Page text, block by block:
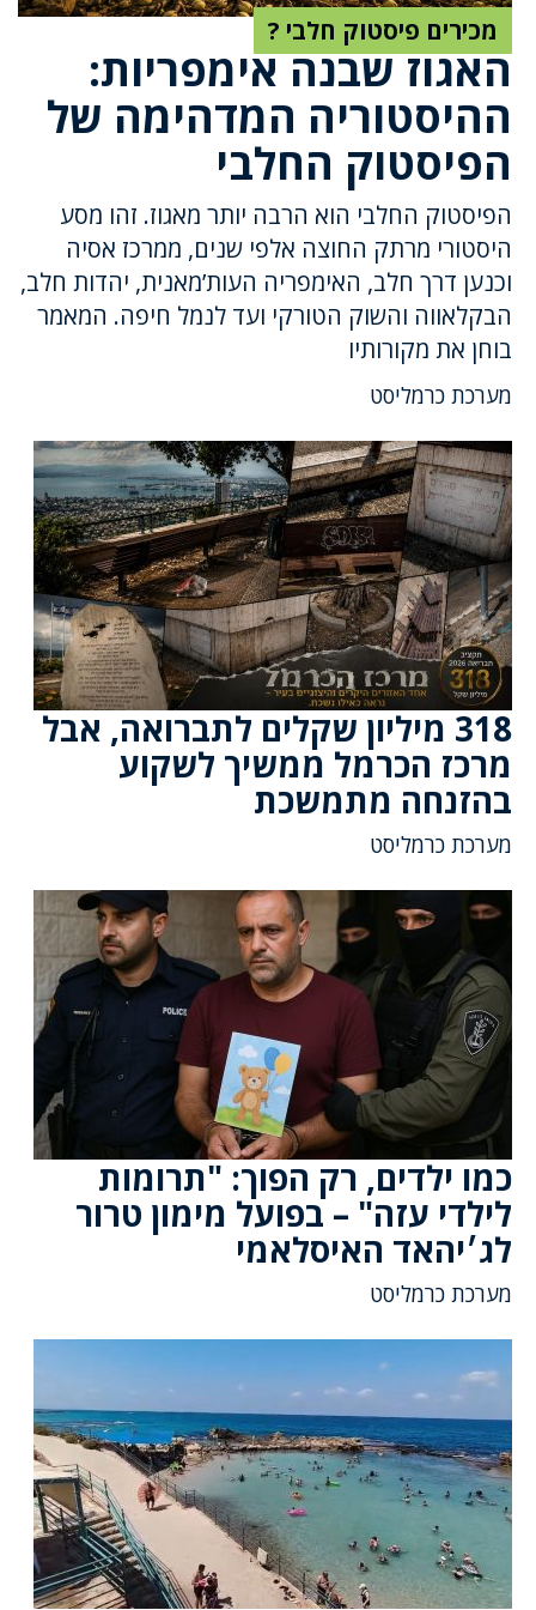
מכירים פיסטוק חלבי ?
האגוז שבנה אימפריות:
ההיסטוריה המדהימה של
הפיסטוק החלבי
הפיסטוק החלבי הוא הרבה יותר מאגוז. זהו מסע
היסטורי מרתק החוצה אלפי שנים, ממרכז אסיה
וכנען דרך חלב, האימפריה העות’מאנית, יהדות חלב,
הבקלאווה והשוק הטורקי ועד לנמל חיפה. המאמר
בוחן את מקורותיו
מערכת כרמליסט
318 מיליון שקלים לתברואה, אבל
מרכז הכרמל ממשיך לשקוע
בהזנחה מתמשכת
מערכת כרמליסט
כמו ילדים, רק הפוך: "תרומות
לילדי עזה" – בפועל מימון טרור
לג׳יהאד האיסלאמי
מערכת כרמליסט